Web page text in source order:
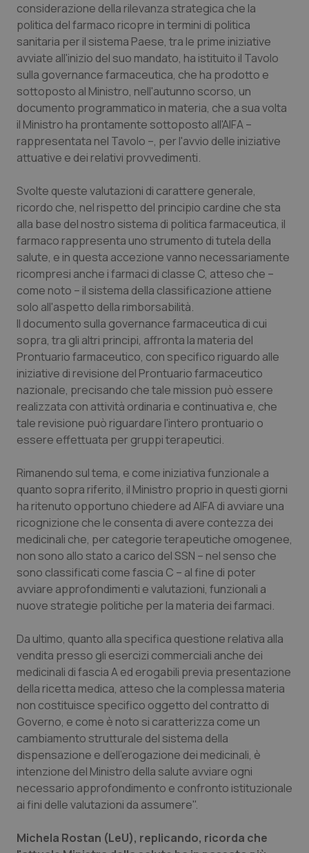
Provincia Autonoma di Trento
Puglia
Sardegna
Sicilia
Toscana
Umbria
Valle D’Aosta
Veneto
Ipertensione & Scompenso
Malattie rare
Malattia di Crohn & Rettocolite Ulcerosa
Neuroscienze & patologie neurodegenerative
Obesità
Oftalmologia
Oncodermatologia
Oncoematologia
Oncologia & Nutrizione
Psoriasi & pelle
Quotidiano Cardiologia
Quotidiano Chirurgia
Quotidiano Oncologia
Quotidiano Pediatria
Rene & patologie urogenitali
Salute orale & impianti
Sangue & coagulazione
Tiroide
Tumore al seno
Tumore ovarico
Tumori del Polmone & Testa Collo
Tumori gastrointestinali
Ulcera & Reflusso
Vaccini
considerazione della rilevanza strategica che la
politica del farmaco ricopre in termini di politica
sanitaria per il sistema Paese, tra le prime iniziative
avviate all'inizio del suo mandato, ha istituito il Tavolo
sulla governance farmaceutica, che ha prodotto e
sottoposto al Ministro, nell'autunno scorso, un
documento programmatico in materia, che a sua volta
il Ministro ha prontamente sottoposto all'AIFA –
rappresentata nel Tavolo –, per l'avvio delle iniziative
attuative e dei relativi provvedimenti.
Svolte queste valutazioni di carattere generale,
ricordo che, nel rispetto del principio cardine che sta
alla base del nostro sistema di politica farmaceutica, il
farmaco rappresenta uno strumento di tutela della
salute, e in questa accezione vanno necessariamente
ricompresi anche i farmaci di classe C, atteso che –
come noto – il sistema della classificazione attiene
solo all'aspetto della rimborsabilità.
Il documento sulla governance farmaceutica di cui
sopra, tra gli altri principi, affronta la materia del
Prontuario farmaceutico, con specifico riguardo alle
iniziative di revisione del Prontuario farmaceutico
nazionale, precisando che tale mission può essere
realizzata con attività ordinaria e continuativa e, che
tale revisione può riguardare l'intero prontuario o
essere effettuata per gruppi terapeutici.
Rimanendo sul tema, e come iniziativa funzionale a
quanto sopra riferito, il Ministro proprio in questi giorni
ha ritenuto opportuno chiedere ad AIFA di avviare una
ricognizione che le consenta di avere contezza dei
medicinali che, per categorie terapeutiche omogenee,
non sono allo stato a carico del SSN – nel senso che
sono classificati come fascia C – al fine di poter
avviare approfondimenti e valutazioni, funzionali a
nuove strategie politiche per la materia dei farmaci.
Da ultimo, quanto alla specifica questione relativa alla
vendita presso gli esercizi commerciali anche dei
medicinali di fascia A ed erogabili previa presentazione
della ricetta medica, atteso che la complessa materia
non costituisce specifico oggetto del contratto di
Governo, e come è noto si caratterizza come un
cambiamento strutturale del sistema della
dispensazione e dell'erogazione dei medicinali, è
intenzione del Ministro della salute avviare ogni
necessario approfondimento e confronto istituzionale
ai fini delle valutazioni da assumere".
Michela Rostan (LeU), replicando, ricorda che